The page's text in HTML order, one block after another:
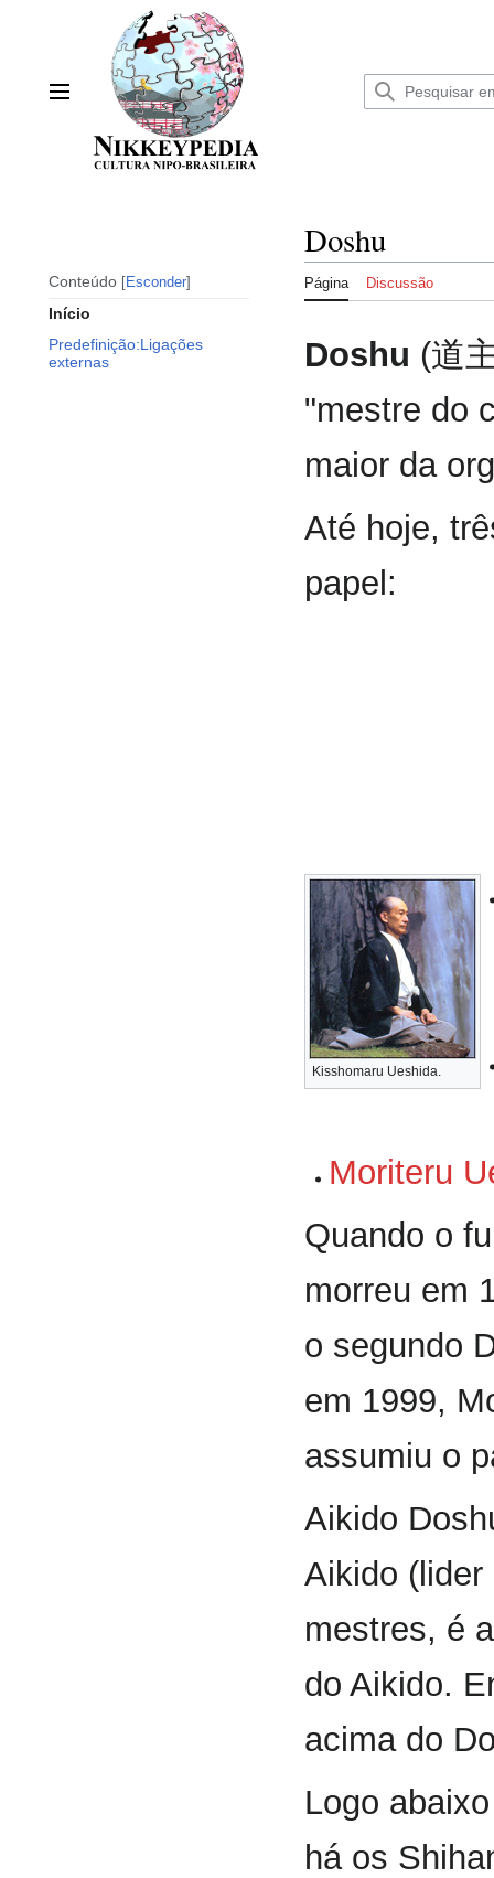
Menu principal
Conteúdo Esconder
Início
Predefinição:Ligações
externas
Doshu
Página Discussão
Doshu (道
"mestre do
maior da
Até hoje,
papel:
Kisshomaru Ueshida.
Moriteru
Quando o
morreu em
o segundo
em 1999,
assumiu o
Aikido
Aikido
mestres, é
do Aikido.
acima do
Logo
há os